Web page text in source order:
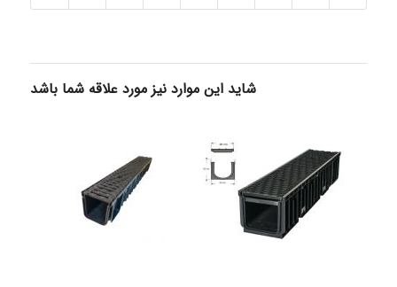
شاید این موارد نیز مورد علاقه شما باشد